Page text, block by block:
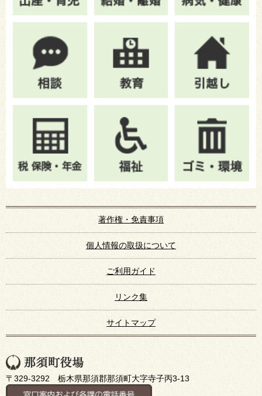
著作権・免責事項
個人情報の取扱について
ご利用ガイド
リンク集
サイトマップ
〒329-3292 栃木県那須郡那須町大字寺子丙3-13